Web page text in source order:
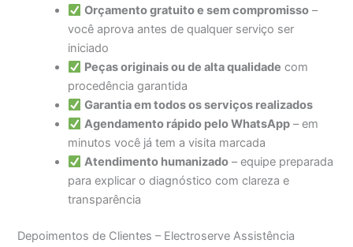
Orçamento gratuito e sem compromisso–
você aprova antes de qualquer serviço ser
iniciado
Peças originais ou de alta qualidade com
procedência garantida
Garantia em todos os serviços realizados
Agendamento rápido pelo WhatsApp– em
minutos você já tem a visita marcada
Atendimento humanizado– equipe preparada
para explicar o diagnóstico com clareza e
transparência
Depoimentos de Clientes – Electroserve Assistência